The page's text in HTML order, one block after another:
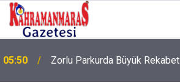
05:50 Zorlu Parkurda Büyük Rekabet